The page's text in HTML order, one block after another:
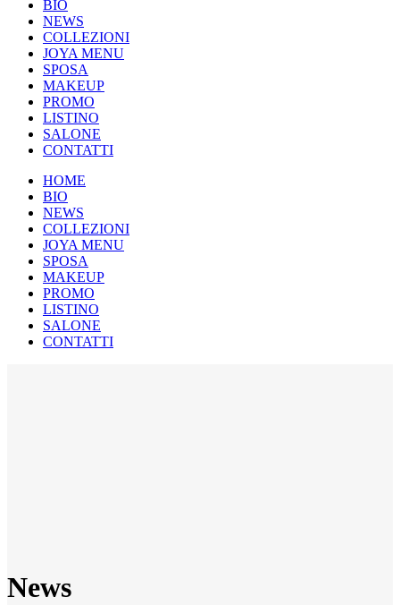
BIO
NEWS
COLLEZIONI
JOYA MENU
SPOSA
MAKEUP
PROMO
LISTINO
SALONE
CONTATTI
HOME
BIO
NEWS
COLLEZIONI
JOYA MENU
SPOSA
MAKEUP
PROMO
LISTINO
SALONE
CONTATTI
News